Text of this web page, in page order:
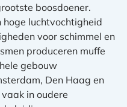
boosdoener.
hoge luchtvochtigheid
voor schimmel en
produceren muffe
gebouw
Den Haag en
in oudere